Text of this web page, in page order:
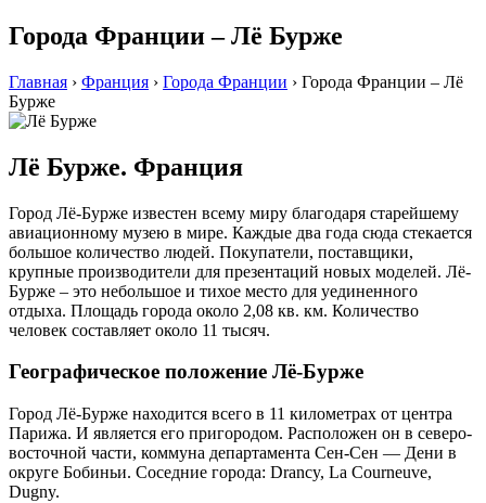
Города Франции – Лё Бурже
Главная › Франция › Города Франции › Города Франции – Лё
Бурже
Лё Бурже. Франция
Город Лё-Бурже известен всему миру благодаря старейшему
авиационному музею в мире. Каждые два года сюда стекается
большое количество людей. Покупатели, поставщики,
крупные производители для презентаций новых моделей. Лё-
Бурже – это небольшое и тихое место для уединенного
отдыха. Площадь города около 2,08 кв. км. Количество
человек составляет около 11 тысяч.
Географическое положение Лё-Бурже
Город Лё-Бурже находится всего в 11 километрах от центра
Парижа. И является его пригородом. Расположен он в северо-
восточной части, коммуна департамента Сен-Сен — Дени в
округе Бобиньи. Соседние города: Drancy, La Courneuve,
Dugny.